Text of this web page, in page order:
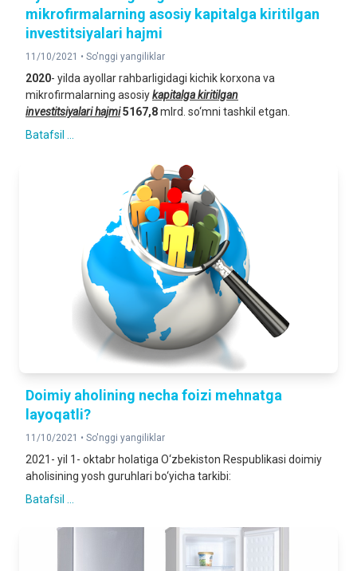
mikrofirmalarning asosiy kapitalga kiritilgan
investitsiyalari hajmi
11/10/2021 • So'nggi yangiliklar
2020- yilda ayollar rahbarligidagi kichik korxona va
mikrofirmalarning asosiykapitalga kiritilgan
investitsiyalarihajmi5167,8mlrd. so‘mni tashkil etgan.
Batafsil ...
Doimiy aholining necha foizi mehnatga
layoqatli?
11/10/2021 • So'nggi yangiliklar
2021- yil 1- oktabr holatiga O‘zbekiston Respublikasi doimiy
aholisining yosh guruhlari bo‘yicha tarkibi:
Batafsil ...